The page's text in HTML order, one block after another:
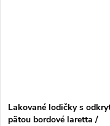
Lakované lodičky s
pätou bordové laretta /